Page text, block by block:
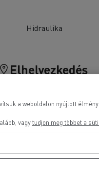
Hidraulika
Elhelyezkedés
a weboldalon nyújtott
vagytudjon meg többet a